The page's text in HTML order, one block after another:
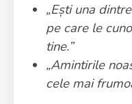
„Ești una
pe care le
tine.”
„Amintirile
cele mai